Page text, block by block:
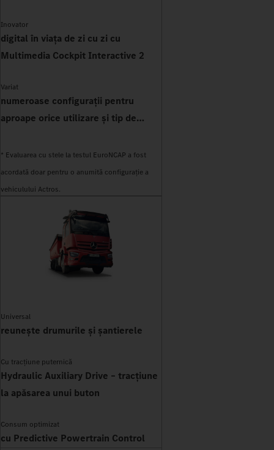
Inovator
digital în viața de zi cu zi cu
Multimedia Cockpit Interactive 2
Variat
numeroase configurații pentru
aproape orice utilizare și tip de
* Evaluarea cu stele la testul EuroNCAP a fost
acordată doar pentru o anumită configurație a
vehiculului Actros.
Universal
reunește drumurile și șantierele
Cu tracțiune puternică
Hydraulic Auxiliary Drive – tracțiune
la apăsarea unui buton
Consum optimizat
cu Predictive Powertrain Control